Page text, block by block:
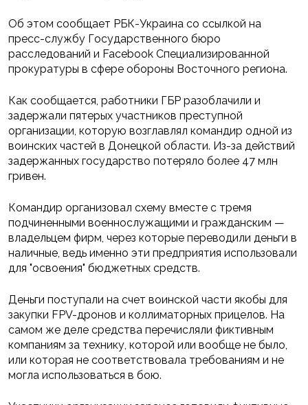
Об этом сообщает РБК-Украина со ссылкой на
пресс-службу Государственного бюро
расследований и Facebook Специализированной
прокуратуры в сфере обороны Восточного региона.
Как сообщается, работники ГБР разоблачили и
задержали пятерых участников преступной
организации, которую возглавлял командир одной из
воинских частей в Донецкой области. Из-за действий
задержанных государство потеряло более 47 млн
гривен.
Командир организовал схему вместе с тремя
подчиненными военнослужащими и гражданским —
владельцем фирм, через которые переводили деньги в
наличные, ведь именно эти предприятия использовали
для "освоения" бюджетных средств.
Деньги поступали на счет воинской части якобы для
закупки FPV-дронов и коллиматорных прицелов. На
самом же деле средства перечисляли фиктивным
компаниям за технику, которой или вообще не было,
или которая не соответствовала требованиям и не
могла использоваться в бою.